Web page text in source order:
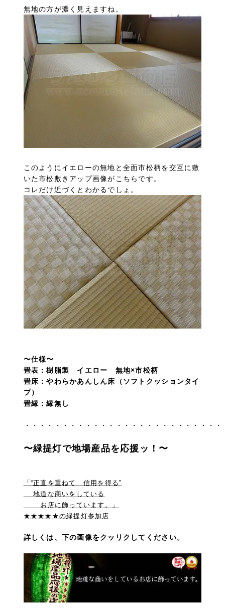
無地の方が濃く見えますね。
このようにイエローの無地と全面市松柄を交互に敷
いた市松敷きアップ画像がこちらです。
コレだけ近づくとわかるでしょ。
〜仕様〜
畳表：樹脂製 イエロー 無地×市松柄
畳床：やわらかあんしん床（ソフトクッションタイ
プ）
畳縁：縁無し
・・・・・・・・・・・・・・・・・・・・・・・・・
〜緑提灯で地場産品を応援ッ！〜
「“正直を重ねて 信用を得る”
地道な商いをしている
お店に飾っています。」
★★★★★の緑提灯参加店
詳しくは、下の画像をクッリクしてください。